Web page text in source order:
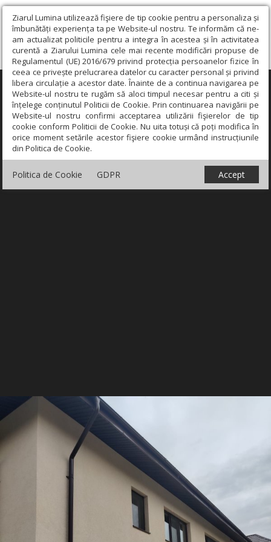
Ziarul Lumina utilizează fişiere de tip cookie pentru a personaliza și
îmbunătăți experiența ta pe Website-ul nostru. Te informăm că ne-
am actualizat politicile pentru a integra în acestea și în activitatea
curentă a Ziarului Lumina cele mai recente modificări propuse de
Regulamentul (UE) 2016/679 privind protecția persoanelor fizice în
ceea ce privește prelucrarea datelor cu caracter personal și privind
libera circulație a acestor date. Înainte de a continua navigarea pe
Website-ul nostru te rugăm să aloci timpul necesar pentru a citi și
înțelege conținutul Politicii de Cookie. Prin continuarea navigării pe
Website-ul nostru confirmi acceptarea utilizării fişierelor de tip
cookie conform Politicii de Cookie. Nu uita totuși că poți modifica în
orice moment setările acestor fişiere cookie urmând instrucțiunile
din Politica de Cookie.
Politica de Cookie GDPR Accept
×